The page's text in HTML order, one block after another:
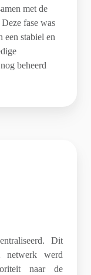
met de
fase was
een stabiel en
beheerd
Dit
netwerk werd
naar de